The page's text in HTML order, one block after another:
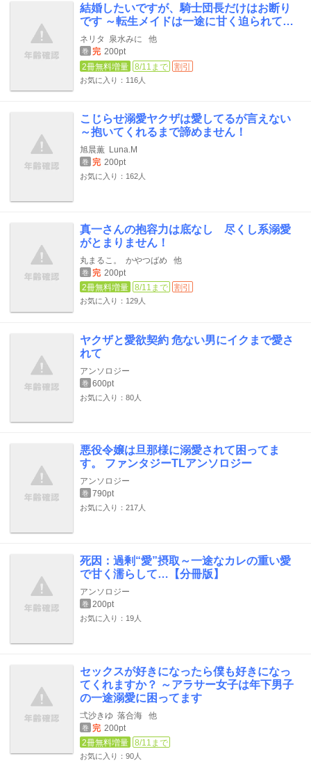
結婚したいですが、騎士団長だけはお断り
です ～転生メイドは一途に甘く迫られて…
ネリタ 泉水みに 他
巻 完 200pt
2冊無料増量
8/11まで 割引
お気に入り：116人
こじらせ溺愛ヤクザは愛してるが言えない
～抱いてくれるまで諦めません！
旭晨薫 Luna.M
巻 完 200pt
お気に入り：162人
真一さんの抱容力は底なし 尽くし系溺愛
がとまりません！
丸まるこ。 かやつばめ 他
巻 完 200pt
2冊無料増量
8/11まで 割引
お気に入り：129人
ヤクザと愛欲契約 危ない男にイクまで愛さ
れて
アンソロジー
巻 600pt
お気に入り：80人
悪役令嬢は旦那様に溺愛されて困ってま
す。 ファンタジーTLアンソロジー
アンソロジー
巻 790pt
お気に入り：217人
死因：過剰“愛”摂取～一途なカレの重い愛
で甘く濡らして…【分冊版】
アンソロジー
巻 200pt
お気に入り：19人
セックスが好きになったら僕も好きになっ
てくれますか？ ～アラサー女子は年下男子
の一途溺愛に困ってます
弌沙きゆ 落合海 他
巻 完 200pt
2冊無料増量
8/11まで
お気に入り：90人